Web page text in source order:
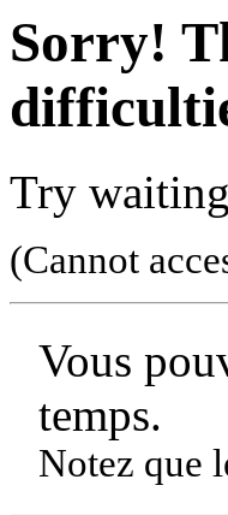
Sorry!
Try
(Cannot
Vous
temps.
Notez que